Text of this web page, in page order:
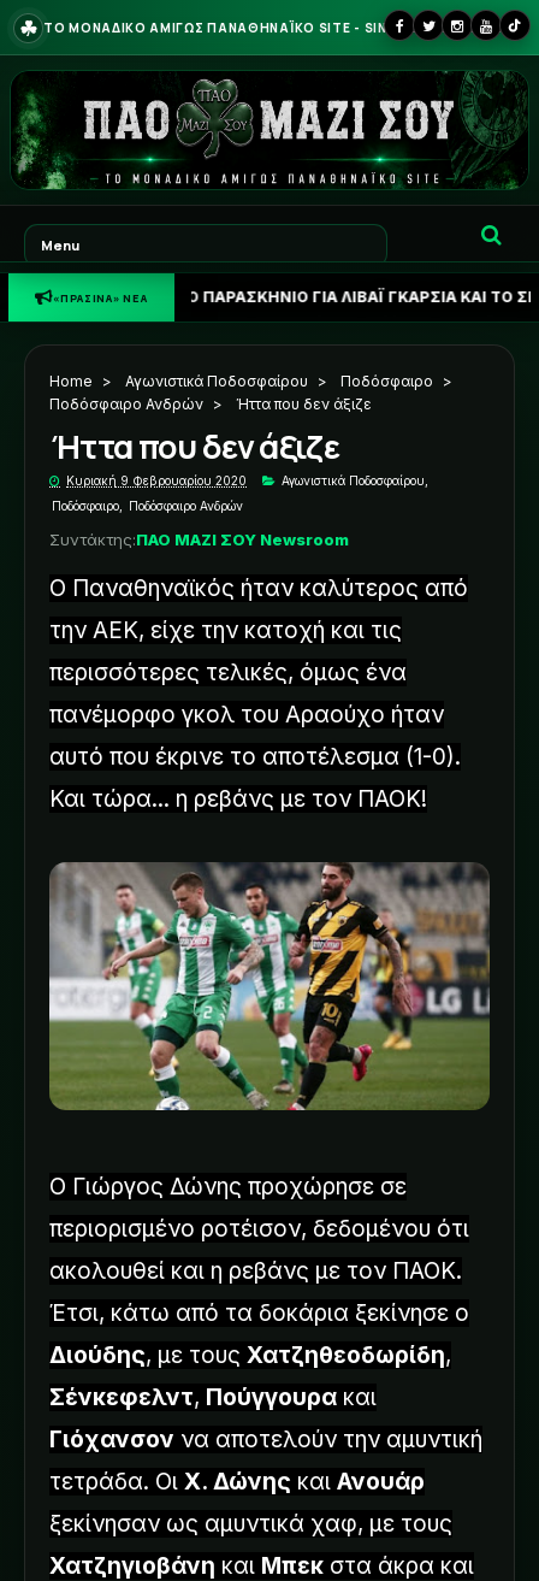
☘ ΤΟ ΜΟΝΑΔΙΚΟ ΑΜΙΓΩΣ ΠΑΝΑΘΗΝΑΪΚΟ SITE - SINCE 2013
«ΠΡΑΣΙΝΑ» ΝΕΑ
ΤΟ ΠΑΡΑΣΚΗΝΙΟ ΓΙΑ ΛΙΒΑΪ ΓΚΑΡΣΙΑ ΚΑΙ ΤΟ ΣΕΝΑΡΙΟ ΓΙΑ
Home > Αγωνιστικά Ποδοσφαίρου > Ποδόσφαιρο
>
Ποδόσφαιρο Ανδρών > Ήττα που δεν άξιζε
Ήττα που δεν άξιζε
Κυριακή 9 Φεβρουαρίου 2020 Αγωνιστικά Ποδοσφαίρου
Ποδόσφαιρο
Ποδόσφαιρο Ανδρών
Συντάκτης:ΠΑΟ ΜΑΖΙ ΣΟΥ Newsroom
Ο Παναθηναϊκός ήταν καλύτερος από
την ΑΕΚ, είχε την κατοχή και τις
περισσότερες τελικές, όμως ένα
πανέμορφο γκολ του Αραούχο ήταν
αυτό που έκρινε το αποτέλεσμα (1-0).
Και τώρα... η ρεβάνς με τον ΠΑΟΚ!
Ο Γιώργος Δώνης προχώρησε σε
περιορισμένο ροτέισον, δεδομένου ότι
ακολουθεί και η ρεβάνς με τον ΠΑΟΚ.
Έτσι, κάτω από τα δοκάρια ξεκίνησε ο
Διούδης, με τους Χατζηθεοδωρίδη,
Σένκεφελντ, Πούγγουρα και
Γιόχανσον να αποτελούν την αμυντική
τετράδα. Οι Χ. Δώνης και Ανουάρ
ξεκίνησαν ως αμυντικά χαφ, με τους
Χατζηγιοβάνη και Μπεκ στα άκρα και